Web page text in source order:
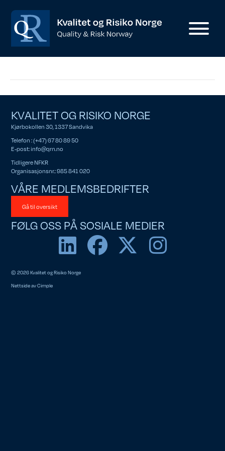
KVALITET OG RISIKO NORGE
Kjørbokollen 30, 1337 Sandvika
Telefon : (+47) 67 80 89 50
E-post:info@qrn.no
Tidligere NFKR
Organisasjonsnr.: 985 841 020
VÅRE MEDLEMSBEDRIFTER
Gå til oversikt
FØLG OSS PÅ SOSIALE MEDIER
© 2026 Kvalitet og Risiko Norge
Nettside avCimple